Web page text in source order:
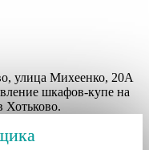
улица Михеенко, 20А
шкафов-купе на
Хотьково.